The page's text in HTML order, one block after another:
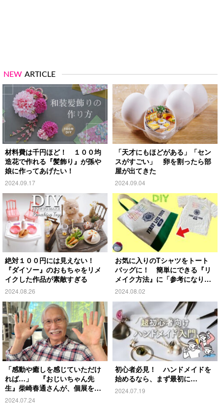
NEW ARTICLE
材料費は千円ほど！ １００均
造花で作れる『髪飾り』が孫や
娘に作ってあげたい！
2024.09.17
「天才にもほどがある」「セン
スがすごい」 卵を割ったら部
屋が出てきた
2024.09.04
絶対１００円には見えない！
『ダイソー』のおもちゃをリメ
イクした作品が素敵すぎる
2024.08.26
お気に入りのTシャツをトート
バッグに！ 簡単にできる『リ
メイク方法』に「参考になりま
す」
2024.08.02
「感動や癒しを感じていただけ
れば…」 『おじいちゃん先
生』柴崎春通さんが、個展を開
催！
2024.07.24
初心者必見！ ハンドメイドを
始めるなら、まず最初に…
2024.07.19